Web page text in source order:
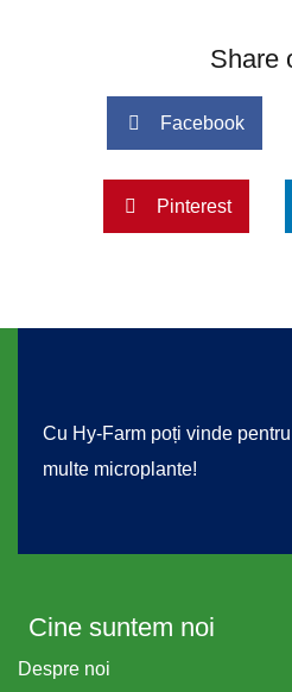
Share
Facebook
Pinterest
Cu Hy-Farm poți vinde
multe microplante!
Cine suntem noi
Despre noi